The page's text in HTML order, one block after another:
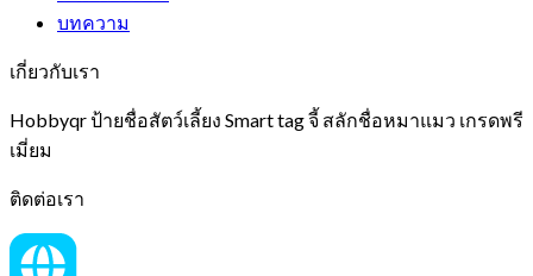
บทความ
เกี่ยวกับเรา
Hobbyqr ป้ายชื่อสัตว์เลี้ยง Smart tag จี้ สลักชื่อหมาแมว เกรดพรี
เมี่ยม
ติดต่อเรา